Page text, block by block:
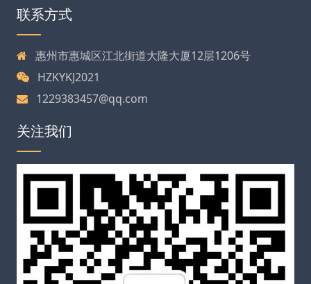
联系方式
惠州市惠城区江北街道大隆大厦12层1206号
HZKYKJ2021
1229383457@qq.com
关注我们